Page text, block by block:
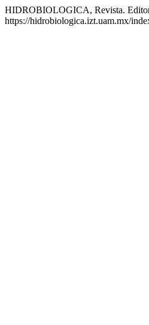
HIDROBIOLOGICA, Revista.
https://hidrobiologica.izt.uam.mx/